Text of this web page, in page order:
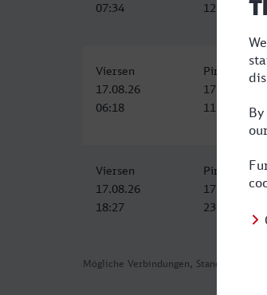
Mögliche Verbindungen, Stand: 2026-08-
07:34
12:32
Viersen
17.08.26
06:18
Pirmasens
17.08.26
11:32
Viersen
17.08.26
18:27
Pirmasens
17.08.26
23:41